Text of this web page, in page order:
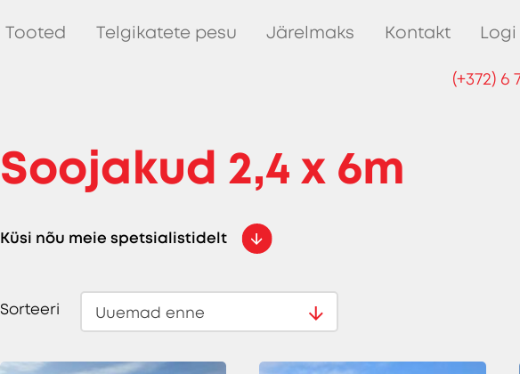
Tooted Telgikatete pesu Järelmaks Kontakt
(+372) 6
Soojakud 2,4 x 6m
Küsi nõu meie spetsialistidelt
Sorteeri Uuemad enne